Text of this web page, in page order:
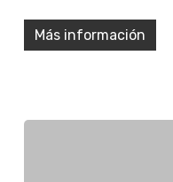
Más información